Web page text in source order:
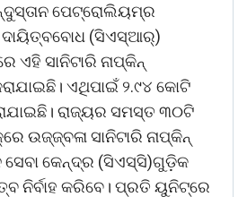
ପେଟ୍ରୋଲିୟମ୍‌ର
ଦାୟିତ୍ବବୋଧ (ସିଏସ୍‌ଆର୍‌)
ଏହି ସାନିଟାରି ନାପ୍‌କିନ୍
ଏଥିପାଇଁ ୨.୯୪ କୋଟି
ରାଜ୍ୟର ସମସ୍ତ ୩୦ଟି
ଉଜ୍ଜ୍ବଳା ସାନିଟାରି ନାପ୍‌କିନ୍
କେନ୍ଦ୍ର (ସିଏସ୍‌ସି)ଗୁଡ଼ିକ
ନିର୍ବାହ କରିବେ। ପ୍ରତି ୟୁନିଟ୍‌ରେ